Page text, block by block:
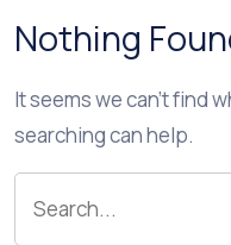
Nothing
It seems we can’t find
searching can help.